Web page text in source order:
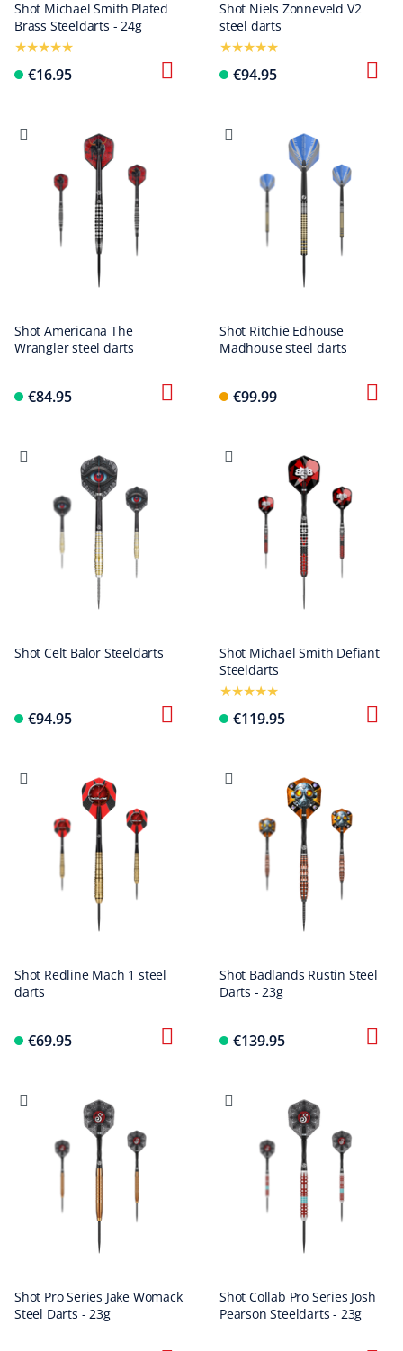
Shot Michael Smith Plated
Brass Steeldarts - 24g
€16.95
Shot Niels Zonneveld V2
steel darts
€94.95
Shot Americana The
Wrangler steel darts
€84.95
Shot Ritchie Edhouse
Madhouse steel darts
€99.99
Shot Celt Balor Steeldarts
€94.95
Shot Michael Smith Defiant
Steeldarts
€119.95
Shot Redline Mach 1 steel
darts
€69.95
Shot Badlands Rustin Steel
Darts - 23g
€139.95
Shot Pro Series Jake Womack
Steel Darts - 23g
Shot Collab Pro Series Josh
Pearson Steeldarts - 23g